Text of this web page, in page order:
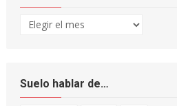
Archivo
Suelo hablar de…